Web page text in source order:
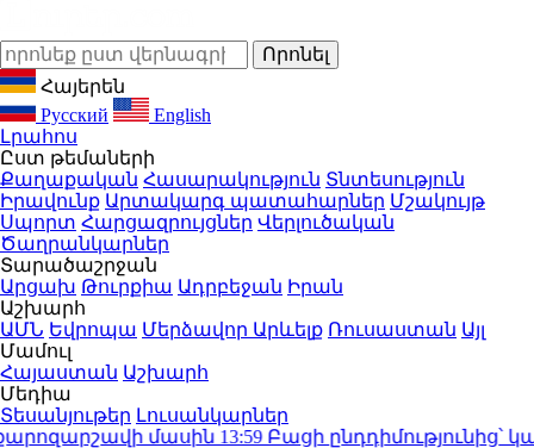
Հայերեն
Русский
English
Լրահոս
Ըստ թեմաների
Քաղաքական Հասարակություն Տնտեսություն
Իրավունք Արտակարգ պատահարներ Մշակույթ
Սպորտ Հարցազրույցներ Վերլուծական
Ծաղրանկարներ
Տարածաշրջան
Արցախ Թուրքիա Ադրբեջան Իրան
Աշխարհ
ԱՄՆ Եվրոպա Մերձավոր Արևելք Ռուսաստան Այլ
Մամուլ
Հայաստան Աշխարհ
Մեդիա
Տեսանյութեր Լուսանկարներ
մասին13:59Բացի ընդդիմությունից՝ կա